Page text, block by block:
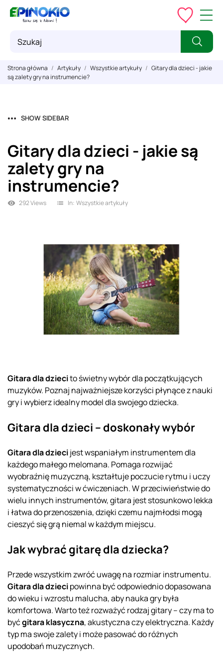
Strona główna Artykuły Wszystkie artykuły
Gitary dla dzieci - jakie
są zalety gry na instrumencie?
SHOW SIDEBAR
Gitary dla dzieci - jakie są
zalety gry na
instrumencie?
visibility 292 Views list In: Wszystkie artykuły
Gitara dla dziecito świetny wybór dla początkujących
muzyków. Poznaj najważniejsze korzyści płynące z nauki
gry i wybierz idealny model dla swojego dziecka.
Gitara dla dzieci – doskonały wybór
Gitara dla dziecijest wspaniałym instrumentem dla
każdego małego melomana. Pomaga rozwijać
wyobraźnię muzyczną, kształtuje poczucie rytmu i uczy
systematyczności w ćwiczeniach. W przeciwieństwie do
wielu innych instrumentów, gitara jest stosunkowo lekka
i łatwa do przenoszenia, dzięki czemu najmłodsi mogą
cieszyć się grą niemal w każdym miejscu.
Jak wybrać gitarę dla dziecka?
Przede wszystkim zwróć uwagę na rozmiar instrumentu.
Gitara dla dziecipowinna być odpowiednio dopasowana
do wieku i wzrostu malucha, aby nauka gry była
komfortowa. Warto też rozważyć rodzaj gitary – czy ma to
byćgitara klasyczna, akustyczna czy elektryczna. Każdy
typ ma swoje zalety i może pasować do różnych
upodobań muzycznych.